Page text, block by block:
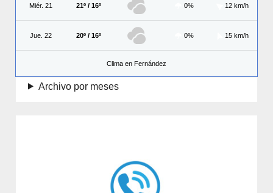
Miér. 21 21º / 16º 0% 12 km/h
Jue. 22 20º / 16º 0% 15 km/h
Clima en Fernández
Archivo por meses